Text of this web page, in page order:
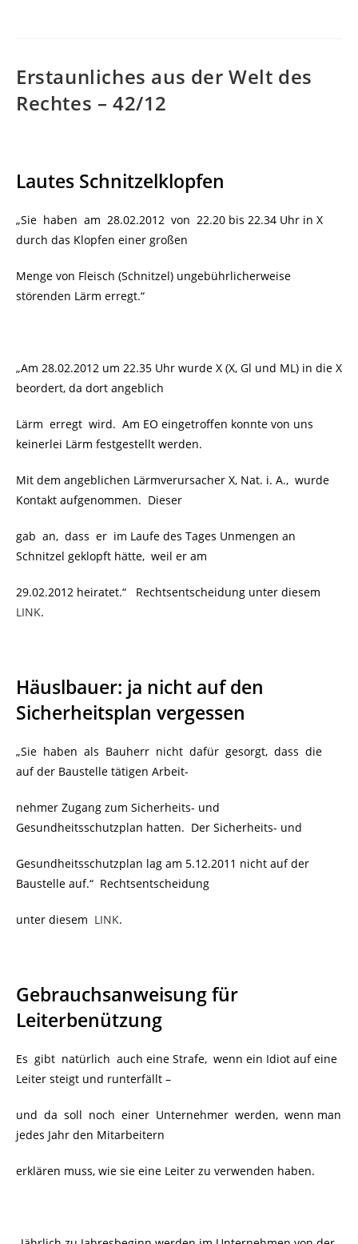
Erstaunliches aus der Welt des
Rechtes – 42/12
Lautes Schnitzelklopfen
„Sie haben am 28.02.2012 von 22.20 bis 22.34 Uhr in X
durch das Klopfen einer großen
Menge von Fleisch (Schnitzel) ungebührlicherweise
störenden Lärm erregt.“
„Am 28.02.2012 um 22.35 Uhr wurde X (X, Gl und ML) in die X
beordert, da dort angeblich
Lärm erregt wird. Am EO eingetroffen konnte von uns
keinerlei Lärm festgestellt werden.
Mit dem angeblichen Lärmverursacher X, Nat. i. A., wurde
Kontakt aufgenommen. Dieser
gab an, dass er im Laufe des Tages Unmengen an
Schnitzel geklopft hätte, weil er am
29.02.2012 heiratet.“
Rechtsentscheidung unter diesem
LINK.
Häuslbauer: ja nicht auf den
Sicherheitsplan vergessen
„Sie haben als Bauherr nicht dafür gesorgt, dass die
auf der Baustelle tätigen Arbeit-
nehmer Zugang zum Sicherheits- und
Gesundheitsschutzplan hatten. Der Sicherheits- und
Gesundheitsschutzplan lag am 5.12.2011 nicht auf der
Baustelle auf.“ Rechtsentscheidung
unter diesem LINK.
Gebrauchsanweisung für
Leiterbenützung
Es gibt natürlich auch eine Strafe, wenn ein Idiot auf eine
Leiter steigt und runterfällt –
und da soll noch einer Unternehmer werden, wenn man
jedes Jahr den Mitarbeitern
erklären muss, wie sie eine Leiter zu verwenden haben.